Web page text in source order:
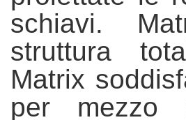
schiavi.
struttura
Matrix
per mezzo